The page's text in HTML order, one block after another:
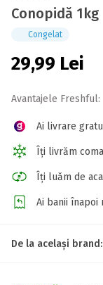
Conopidă 1kg
Congelat
29,99 Lei
Avantajele Freshful:
Ai livrare
Îți livrăm
Îți luăm de
Ai banii
De la același brand: